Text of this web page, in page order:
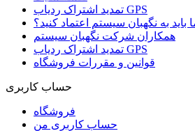
تمدید اشتراک ردیاب GPS
باید به نگهبان سیستم اعتماد کنید؟
همکاران شرکت نگهبان سیستم
تمدید اشتراک ردیاب GPS
قوانین و مقررات فروشگاه
حساب کاربری
فروشگاه
حساب کاربری من